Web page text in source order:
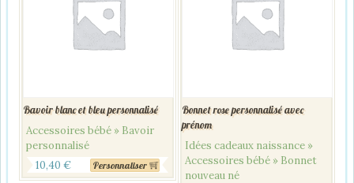
Bavoir blanc et bleu personnalisé
Accessoires bébé » Bavoir
personnalisé
10,40 € Personnaliser
Bonnet rose personnalisé avec
prénom
Idées cadeaux naissance »
Accessoires bébé » Bonnet
nouveau né